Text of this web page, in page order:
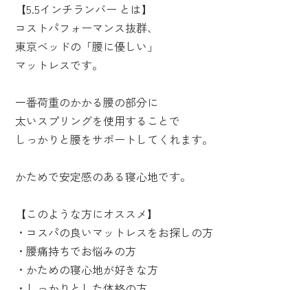
【5.5インチランバー とは】
コストパフォーマンス抜群、
東京ベッドの「腰に優しい」
マットレスです。
一番荷重のかかる腰の部分に
太いスプリングを使用することで
しっかりと腰をサポートしてくれます。
かためで安定感のある寝心地です。
【このような方にオススメ】
・コスパの良いマットレスをお探しの方
・腰痛持ちでお悩みの方
・かための寝心地が好きな方